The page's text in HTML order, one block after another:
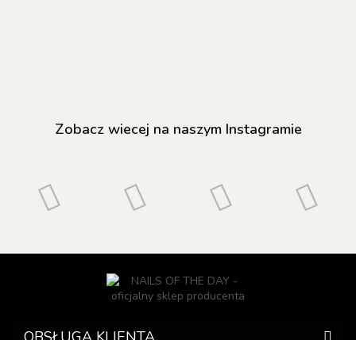
Zobacz wiecej na naszym Instagramie